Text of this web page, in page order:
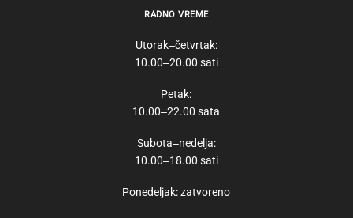
RADNO VREME
Utorak‒četvrtak:
10.00‒20.00 sati
Petak:
10.00‒22.00 sata
Subota‒nedelja:
10.00‒18.00 sati
Ponedeljak: zatvoreno